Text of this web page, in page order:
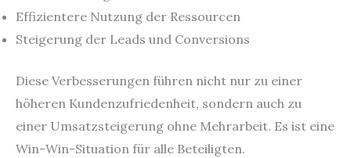
Effizientere Nutzung der Ressourcen
Steigerung der Leads und Conversions
Diese Verbesserungen führen nicht nur zu einer
höheren Kundenzufriedenheit, sondern auch zu
einer Umsatzsteigerung ohne Mehrarbeit. Es ist eine
Win-Win-Situation für alle Beteiligten.